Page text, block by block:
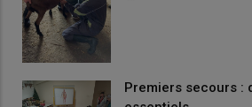
Premiers secours :